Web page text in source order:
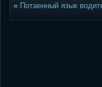
« Потаенный язык